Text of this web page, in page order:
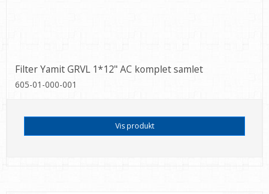
Filter Yamit GRVL 1*12" AC komplet samlet
605-01-000-001
Vis produkt